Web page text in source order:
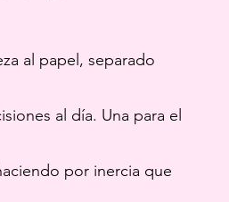
al papel, separado
al día. Una para el
por inercia que